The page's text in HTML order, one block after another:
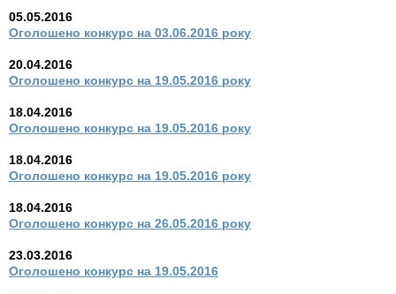
05.05.2016
Оголошено конкурс на 03.06.2016 року
20.04.2016
Оголошено конкурс на 19.05.2016 року
18.04.2016
Оголошено конкурс на 19.05.2016 року
18.04.2016
Оголошено конкурс на 19.05.2016 року
18.04.2016
Оголошено конкурс на 26.05.2016 року
23.03.2016
Оголошено конкурс на 19.05.2016